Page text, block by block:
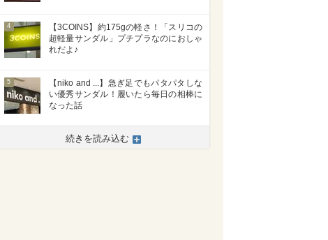
4
【3COINS】約175gの軽さ！「スリコの
超軽量サンダル」プチプラなのにおしゃ
れだよ♪
5
【niko and ...】急ぎ足でもパタパタしな
い優秀サンダル！履いたら毎日の相棒に
なった話
続きを読み込む